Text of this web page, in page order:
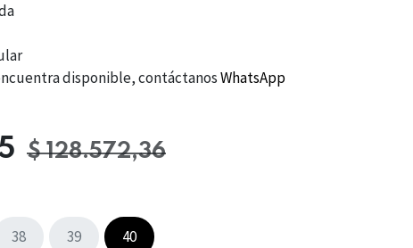
disponible, contáctanosWhatsApp
$128.572,36
38 39 40